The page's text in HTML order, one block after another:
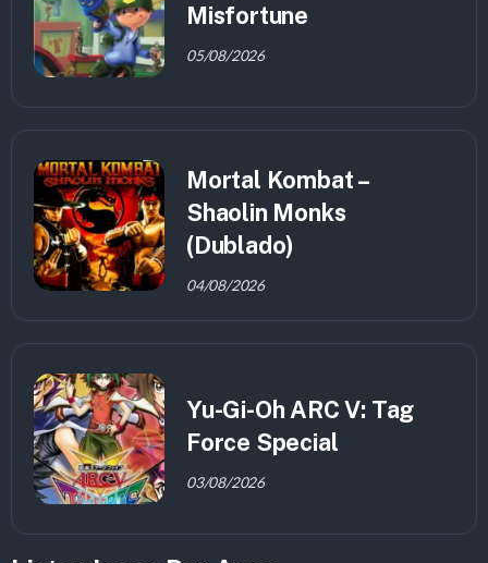
Misfortune
05/08/2026
Mortal Kombat –
Shaolin Monks
(Dublado)
04/08/2026
Yu-Gi-Oh ARC V: Tag
Force Special
03/08/2026